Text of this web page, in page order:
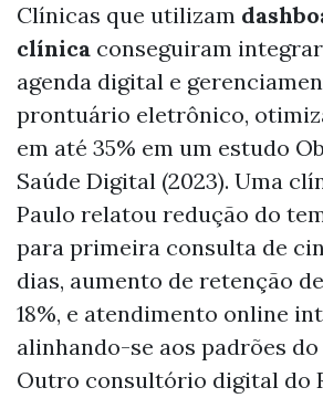
Clínicas que utilizam
clínica conseguiram
agenda digital e
prontuário eletrônico,
em até 35% em um estudo
Saúde Digital (2023). Uma
Paulo relatou redução do
para primeira consulta de
dias, aumento de retenção
18%, e atendimento online
alinhando-se aos padrões do
Outro consultório digital do